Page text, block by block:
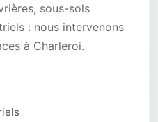
sous-sols
: nous intervenons
à Charleroi.